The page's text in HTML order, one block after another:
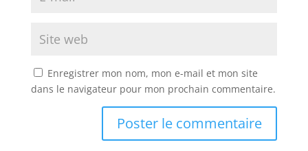
Enregistrer mon nom, mon e-mail et mon site
dans le navigateur pour mon prochain commentaire.